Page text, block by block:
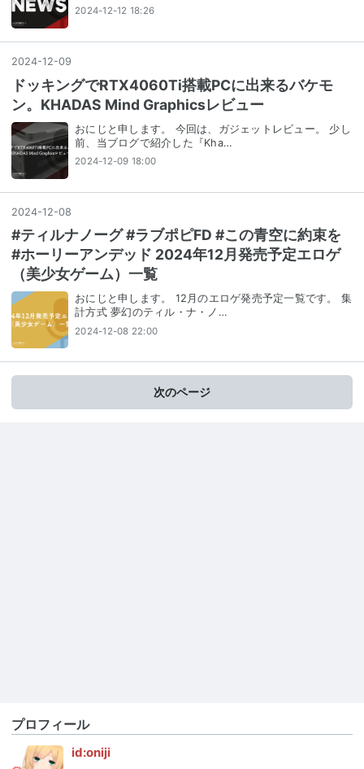
2024-12-12 18:26
2024-12-09
ドッキングでRTX4060Ti搭載PCに出来るバケモ
ン。KHADAS Mind Graphicsレビュー
おにじと申します。 今回は、ガジェットレビュー。 少し
前、当ブログで紹介した『Kha…
2024-12-09 18:00
2024-12-08
#ティルナノーグ #ラブポピFD #この青空に約束を
#ホーリーアンデッド 2024年12月発売予定エロゲ
（美少女ゲーム）一覧
おにじと申します。 12月のエロゲ発売予定一覧です。 集
計方式 夢幻のティル・ナ・ノ…
2024-12-08 22:00
次のページ
プロフィール
id:oniji